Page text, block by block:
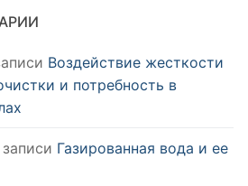
Воздействие жесткости
и потребность в
записи Газированная вода и ее